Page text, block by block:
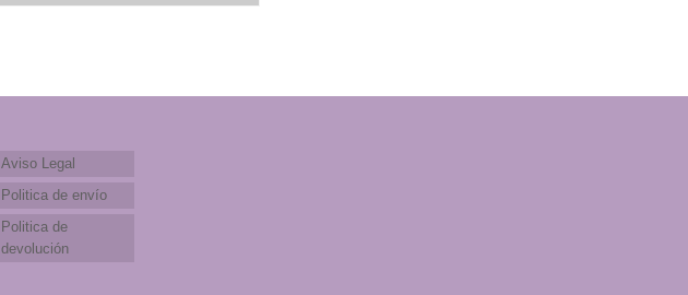
Aviso Legal
Politica de envío
Politica de
devolución